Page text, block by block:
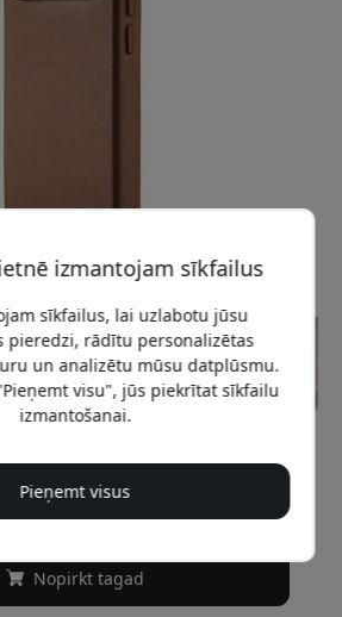
EUR
Nopirkt tagad
izmantojam sīkfailus
sīkfailus, lai uzlabotu jūsu
pieredzi, rādītu personalizētas
un analizētu mūsu datplūsmu.
visu", jūs piekrītat sīkfailu
izmantošanai.
Pieņemt visus